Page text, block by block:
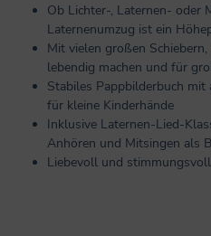
Ob Lichter-, Laternen- oder
Laternenumzug ist ein
Mit vielen großen
lebendig machen und für
Stabiles Pappbilderbuch mit
für kleine Kinderhände
Inklusive Laternen-Lied-
Anhören und Mitsingen als
Liebevoll und